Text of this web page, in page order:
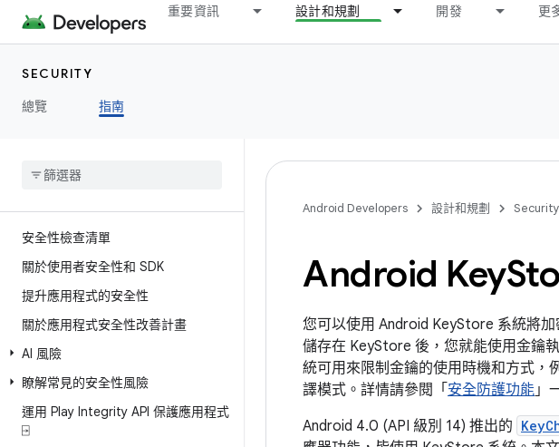
重要資訊 設計和規劃 開發 更
SECURITY
總覽
指南
安全性檢查清單
關於使用者安全性和 SDK
提升應用程式的安全性
關於應用程式安全性改善計畫
AI 風險
瞭解常見的安全性風險
運用 Play Integrity API 保護應用程式
⍈
Android Developers 設計和規劃 Security
Android Key
您可以使用 Android KeyStore 系統將
儲存在 KeyStore 後，您就能使用金鑰
統可用來限制金鑰的使用時機和方式，
譯模式。詳情請參閱「 安全防護功能 」
Android 4.0 (API 級別 14) 推出的